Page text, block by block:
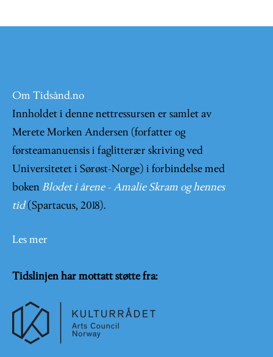
Om Tidsånd.no
Innholdet i denne nettressursen er samlet av
Merete Morken Andersen (forfatter og
førsteamanuensis i faglitterær skriving ved
Universitetet i Sørøst-Norge) i forbindelse med
boken Blodet i årene - Amalie Skram og hennes
tid (Spartacus, 2018).
Les mer
Tidslinjen har mottatt støtte fra: